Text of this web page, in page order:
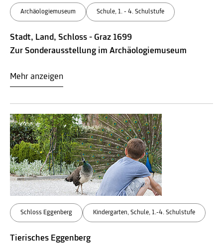
Archäologiemuseum Schule, 1. - 4. Schulstufe
Stadt, Land, Schloss - Graz 1699
Zur Sonderausstellung im Archäologiemuseum
Mehr anzeigen
Schloss Eggenberg Kindergarten, Schule, 1.-4. Schulstufe
Tierisches Eggenberg